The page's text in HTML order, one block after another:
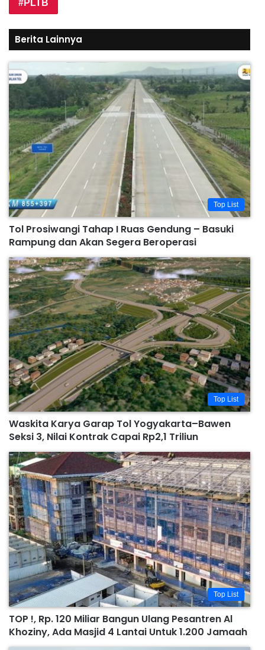
PLTB
Berita Lainnya
Top List
Tol Prosiwangi Tahap I Ruas Gendung – Basuki
Rampung dan Akan Segera Beroperasi
Top List
Waskita Karya Garap Tol Yogyakarta–Bawen
Seksi 3, Nilai Kontrak Capai Rp2,1 Triliun
Top List
TOP !, Rp. 120 Miliar Bangun Ulang Pesantren Al
Khoziny, Ada Masjid 4 Lantai Untuk 1.200 Jamaah